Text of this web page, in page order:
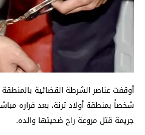
أوقفت عناصر الشرطة القضائية بالمنطقة
شخصاً بمنطقة أولاد ترنة، بعد فراره
جريمة قتل مروعة راح ضحيتها والده.